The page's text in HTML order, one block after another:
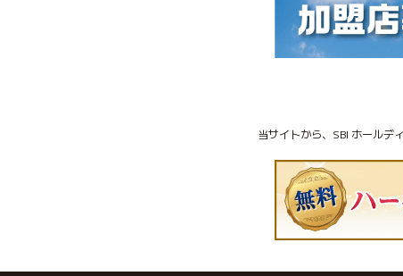
当サイトから、SBI ホールデ